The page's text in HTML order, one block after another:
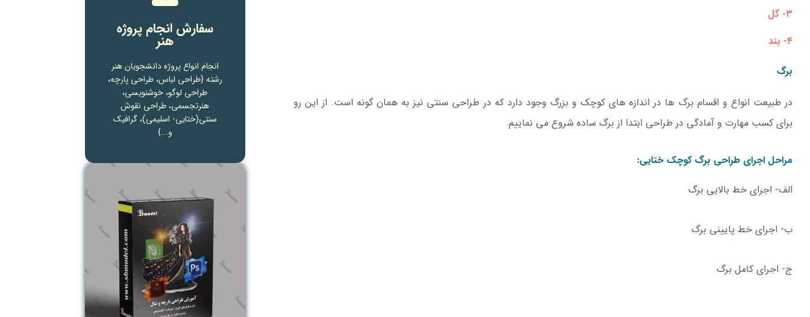
۳- گل
۴- بند
برگ
در طبیعت انواع و اقسام برگ ها در اندازه های کوچک و بزرگ وجود دارد که در طراحی سنتی نیز به همان گونه است. از این رو
برای کسب مهارت و آمادگی در طراحی ابتدا از برگ ساده شروع می نماییم.
مراحل اجرای طراحی برگ کوچک ختایی:
الف- اجرای خط بالایی برگ
ب- اجرای خط پایینی برگ
ج- اجرای کامل برگ
سفارش انجام پروژه
هنر
انجام انواع پروژه دانشجویان هنر
رشته {طراحی لباس، طراحی پارچه،
طراحی لوگو، خوشنویسی،
هنرتجسمی، طراحی نقوش
سنتی(ختایی- اسلیمی)، گرافیک
و...}
سفارش پروژه هنر
میخواهم سفارش بدم